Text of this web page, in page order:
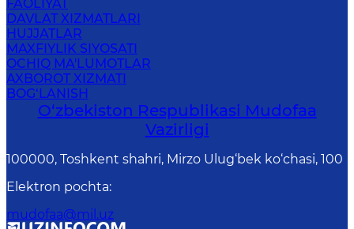
FAOLIYAT
DAVLAT XIZMATLARI
HUJJATLAR
MAXFIYLIK SIYOSATI
OCHIQ MA'LUMOTLAR
AXBOROT XIZMATI
BOG‘LANISH
O‘zbekiston Respublikasi Mudofaa
Vazirligi
100000, Toshkent shahri, Mirzo Ulug‘bek ko‘chasi, 100
Elektron pochta:
mudofaa@mil.uz